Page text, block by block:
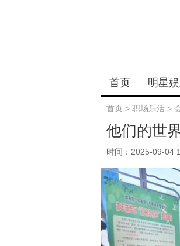
首页 明星
首页 > 职场乐活 >
他们的世
时间：2025-09-04